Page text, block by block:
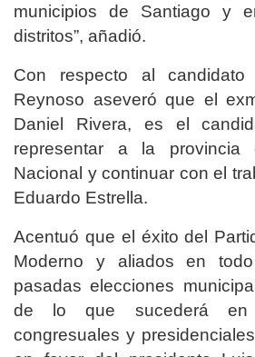
municipios de Santiago y
distritos”, añadió.
Con respecto al
Reynoso aseveró que el
Daniel Rivera, es el
representar a la provincia
Nacional y continuar con el
Eduardo Estrella.
Acentuó que el éxito del
Moderno y aliados en
pasadas elecciones
de lo que sucederá en
congresuales y